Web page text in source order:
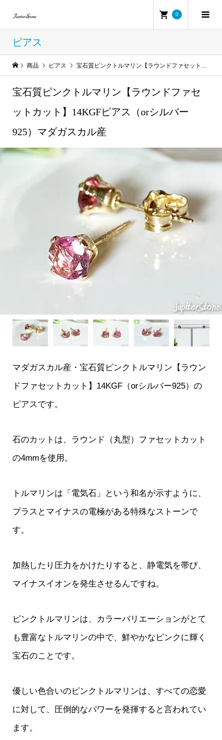
0
ピアス
商品 ピアス 宝石質ピンクトルマリン【ラウンドファセットカット】14KGFピアス（orシルバー925）マダガスカル産
宝石質ピンクトルマリン【ラウンドファセ
ットカット】14KGFピアス（orシルバー
925）マダガスカル産
マダガスカル産・宝石質ピンクトルマリン【ラウン
ドファセットカット】14KGF（orシルバー925）の
ピアスです。
石のカットは、ラウンド（丸型）ファセットカット
の4mmを使用。
トルマリンは「電気石」という和名が示すように、
プラスとマイナスの電極がある特殊なストーンで
す。
加熱したり圧力をかけたりすると、静電気を帯び、
マイナスイオンを発生させるんですね。
ピンクトルマリンは、カラーバリエーションがとて
も豊富なトルマリンの中で、鮮やかなピンクに輝く
宝石のことです。
優しい色合いのピンクトルマリンは、すべての恋愛
に対して、圧倒的なパワーを発揮すると言われてい
ます。